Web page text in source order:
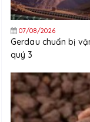
07/08/2026
Gerdau chuẩn bị
quý 3